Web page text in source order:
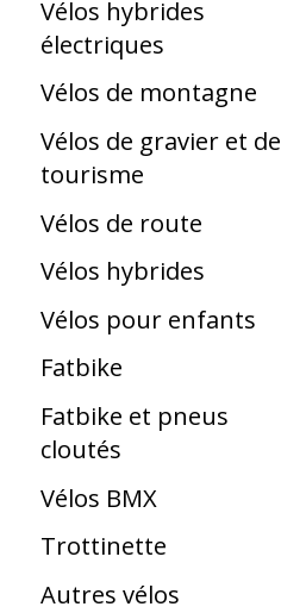
Vélos hybrides
électriques
Vélos de montagne
Vélos de gravier et de
tourisme
Vélos de route
Vélos hybrides
Vélos pour enfants
Fatbike
Fatbike et pneus
cloutés
Vélos BMX
Trottinette
Autres vélos